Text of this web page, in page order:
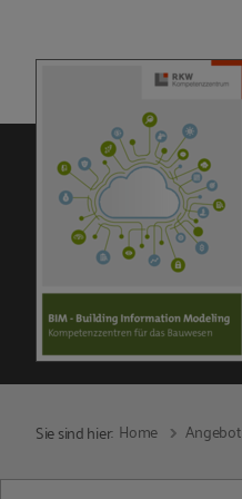
Sie sind hier: Home Angebot